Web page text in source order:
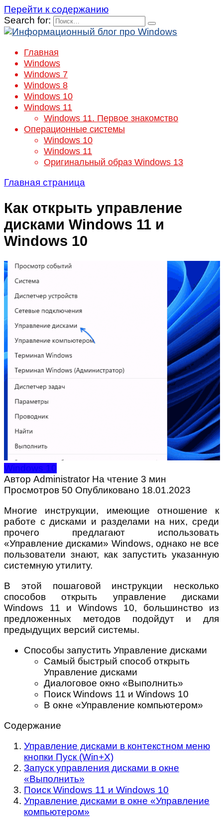
Перейти к содержанию
Search for:
Главная
Windows
Windows 7
Windows 8
Windows 10
Windows 11
Windows 11. Первое знакомство
Операционные системы
Windows 10
Windows 11
Оригинальный образ Windows 13
Главная страница
Как открыть управление
дисками Windows 11 и
Windows 10
Windows 10
Автор Administrator На чтение 3 мин
Просмотров 50 Опубликовано 18.01.2023
Многие инструкции, имеющие отношение к
работе с дисками и разделами на них, среди
прочего предлагают использовать
«Управление дисками» Windows, однако не все
пользователи знают, как запустить указанную
системную утилиту.
В этой пошаговой инструкции несколько
способов открыть управление дисками
Windows 11 и Windows 10, большинство из
предложенных методов подойдут и для
предыдущих версий системы.
Способы запустить Управление дисками
Самый быстрый способ открыть
Управление дисками
Диалоговое окно «Выполнить»
Поиск Windows 11 и Windows 10
В окне «Управление компьютером»
Содержание
Управление дисками в контекстном меню
кнопки Пуск (Win+X)
Запуск управления дисками в окне
«Выполнить»
Поиск Windows 11 и Windows 10
Управление дисками в окне «Управление
компьютером»